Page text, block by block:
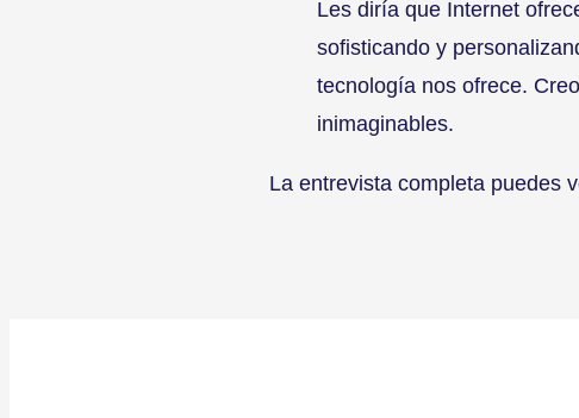
Les diría que Internet
sofisticando y
tecnología nos ofrece.
inimaginables.
La entrevista completa puedes